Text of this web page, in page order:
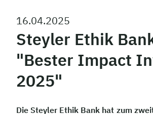
16.04.2025
Steyler Ethik
"Bester Impact
2025"
Die Steyler Ethik Bank hat zum